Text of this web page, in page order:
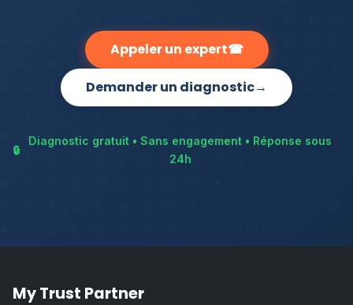
Appeler un expert☎
Demander un diagnostic→
🔒
Diagnostic gratuit • Sans engagement • Réponse sous
24h
My Trust Partner